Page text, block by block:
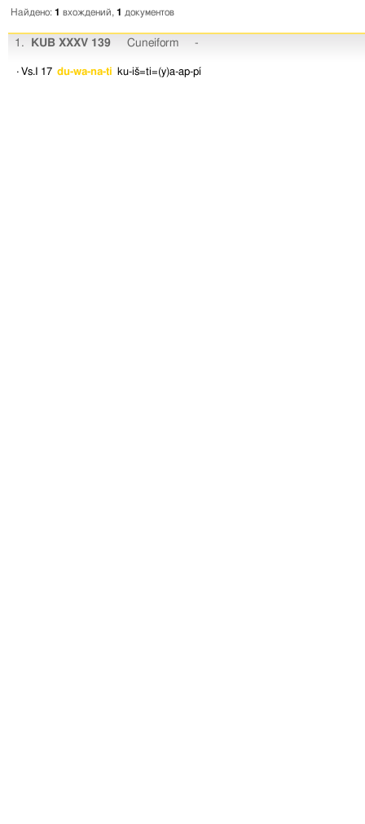
Найдено: 1 вхождений, 1 документов
1. KUB XXXV 139 Cuneiform -
· Vs.I 17 du-wa-na-ti ku-iš=ti=(y)a-ap-pí